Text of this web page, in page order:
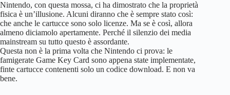
Nintendo, con questa mossa, ci ha dimostrato che la proprietà
fisica è un’illusione. Alcuni diranno che è sempre stato così:
che anche le cartucce sono solo licenze. Ma se è così, allora
almeno diciamolo apertamente. Perché il silenzio dei media
mainstream su tutto questo è assordante.
Questa non è la prima volta che Nintendo ci prova: le
famigerate Game Key Card sono appena state implementate,
finte cartucce contenenti solo un codice download. E non va
bene.